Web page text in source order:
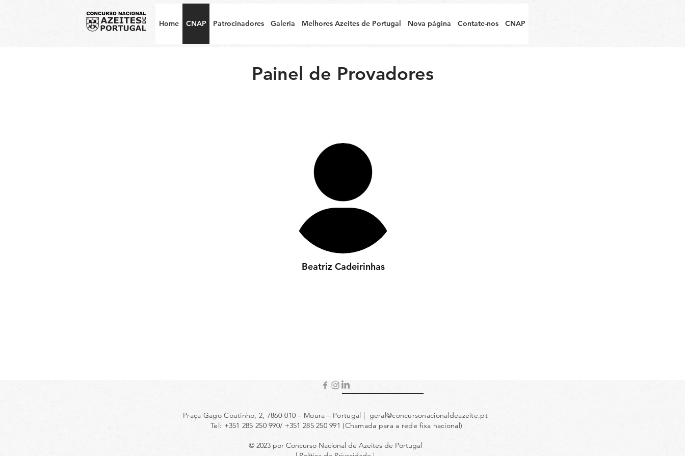
Home CNAP Patrocinadores Galeria Melhores Azeites de Portugal Nova página Contate-nos CNAP
Painel de Provadores
Beatriz Cadeirinhas
Praça Gago Coutinho, 2, 7860-010 – Moura – Portugal | geral@concursonacionaldeazeite.pt
Tel: +351 285 250 990/ +351 285 250 991 (Chamada para a rede fixa nacional)
© 2023 por Concurso Nacional de Azeites de Portugal